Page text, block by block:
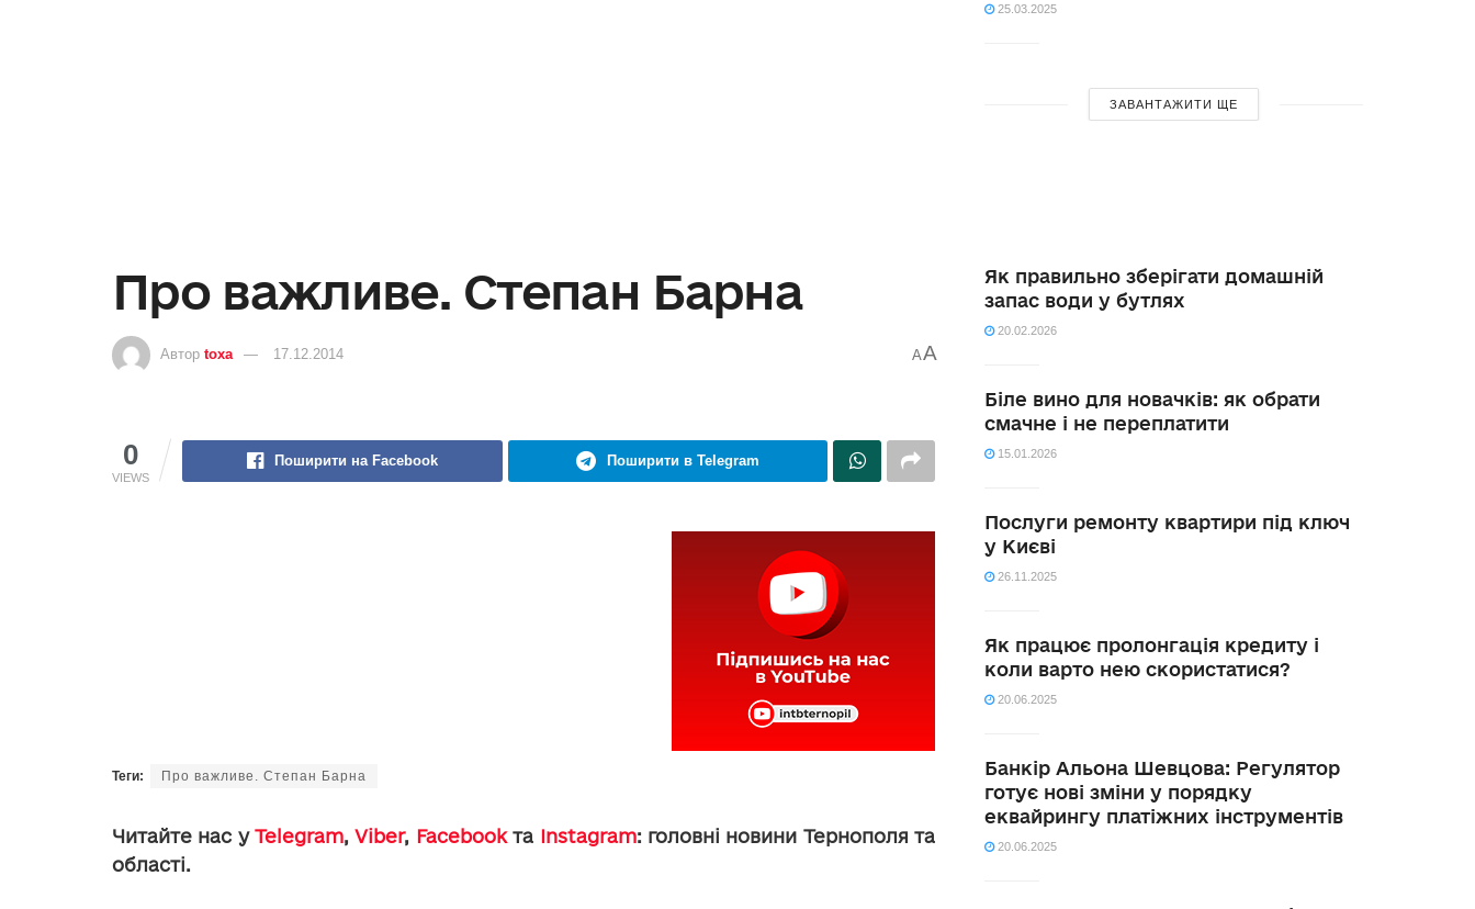
25.03.2025
ЗАВАНТАЖИТИ ЩЕ
Про важливе. Степан Барна
Автор toxa 17.12.2014 AA
0
VIEWS
Поширити на Facebook Поширити в Telegram
Теги: Про важливе. Степан Барна
Читайте нас уTelegram,Viber, Facebookта Instagram: головні новини Тернополя та
області.
Як правильно зберігати домашній
запас води у бутлях
20.02.2026
Біле вино для новачків: як обрати
смачне і не переплатити
15.01.2026
Послуги ремонту квартири під ключ
у Києві
26.11.2025
Як працює пролонгація кредиту і
коли варто нею скористатися?
20.06.2025
Банкір Альона Шевцова: Регулятор
готує нові зміни у порядку
еквайрингу платіжних інструментів
20.06.2025